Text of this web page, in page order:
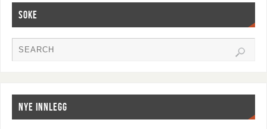
SOKE
NYE INNLEGG